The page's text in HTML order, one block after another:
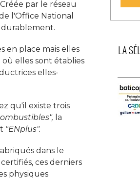
Créée par le réseau
l'Office National
durablement.
en place mais elles
elles sont établies
elles-
qu'il existe trois
la
"ENplus".
dans le
ces derniers
physiques
LA